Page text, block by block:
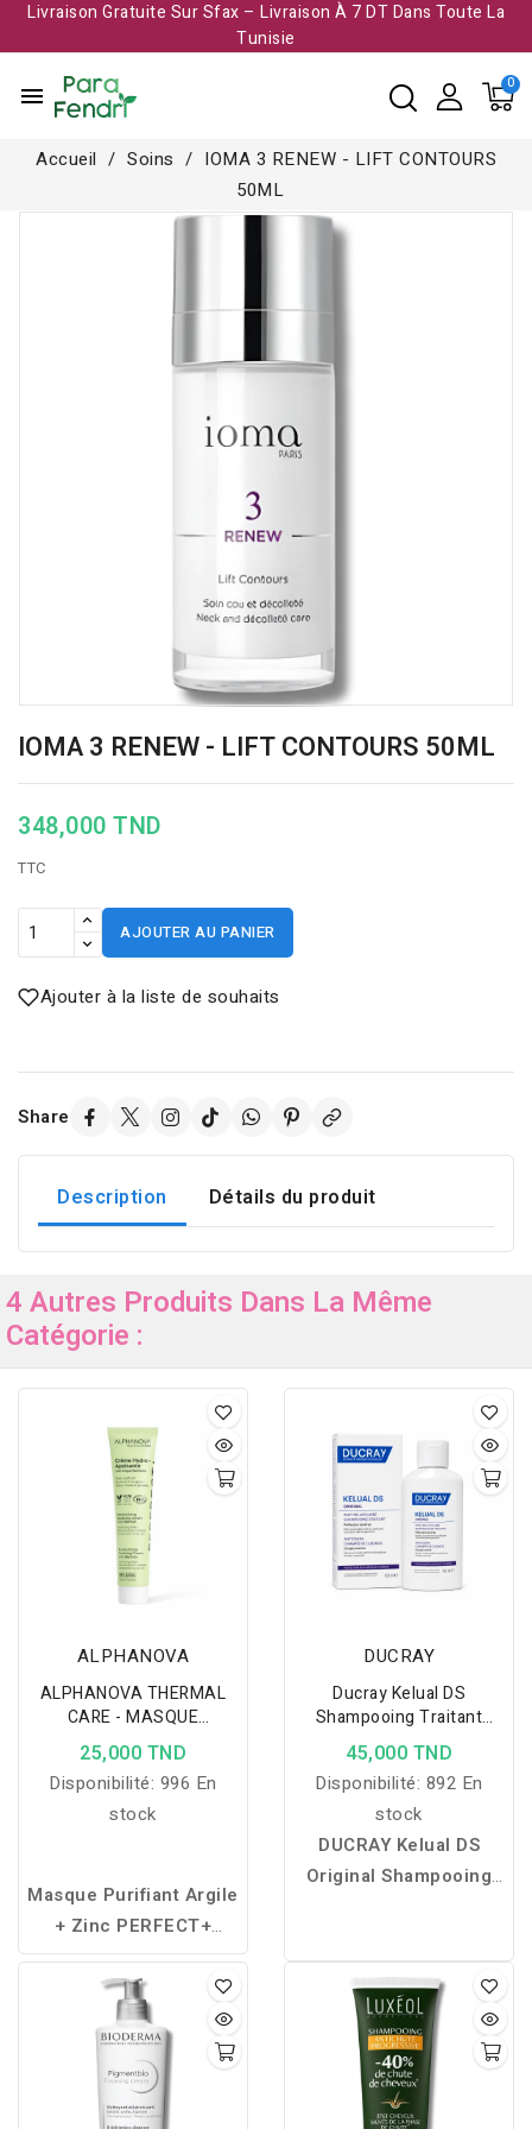
Livraison Gratuite Sur Sfax – Livraison À 7 DT Dans Toute La
Tunisie​
menu
Accueil Soins
IOMA 3 RENEW - LIFT CONTOURS
50ML
IOMA 3 RENEW - LIFT CONTOURS 50ML
348,000 TND
TTC
AJOUTER AU PANIER
Ajouter à la liste de souhaits
Share
Description Détails du produit
4 Autres Produits Dans La Même
Catégorie :
ALPHANOVA
ALPHANOVA THERMAL
CARE - MASQUE
PURIFIANT ARGILE + ZINC
50ML
25,000 TND
Disponibilité: 996 En
stock
Masque Purifiant Argile
+ Zinc PERFECT+
Alphanova : soin bio qui
détoxifie les pores,
régule le sébum,
matifie la peau et réduit
les imperfections des
peaux mixtes à grasses,
DUCRAY
Ducray Kelual DS
Shampooing Traitant
100ml
45,000 TND
Disponibilité: 892 En
stock
DUCRAY Kelual DS
Original Shampooing
spécialement formulé
pour traiter les pellicules
sévères et récurrentes.
Grâce à son association
Piroctone Olamine
Ciclopirox Olamine